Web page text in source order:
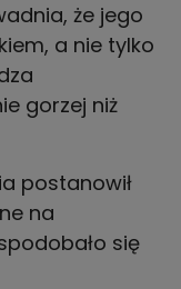
że jego
a nie tylko
gorzej niż
postanowił
na
się